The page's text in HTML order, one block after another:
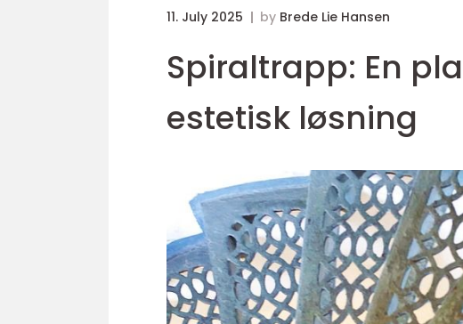
11. July 2025 by Brede Lie Hansen
Spiraltrapp: En
estetisk løsning